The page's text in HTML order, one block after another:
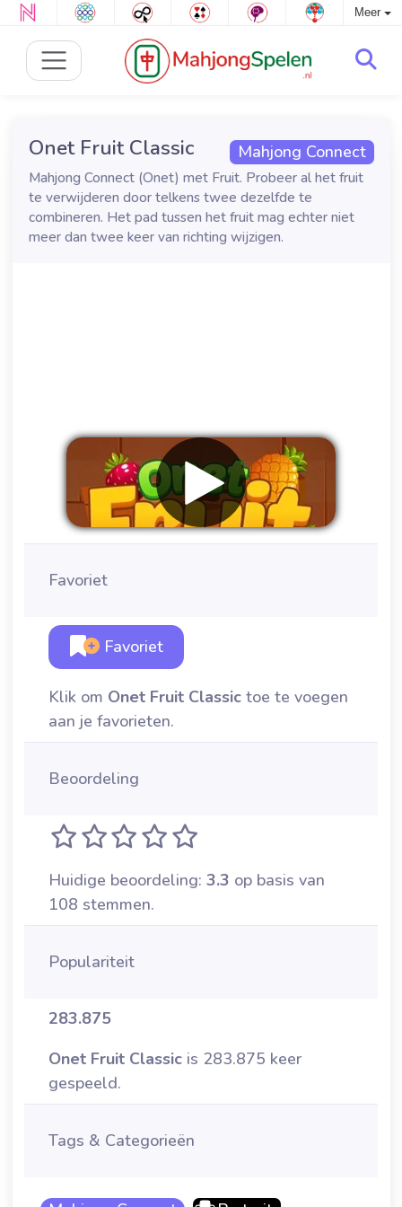
Meer
Mahjong Connect
Onet Fruit Classic
Mahjong Connect (Onet) met Fruit. Probeer al het fruit
te verwijderen door telkens twee dezelfde te
combineren. Het pad tussen het fruit mag echter niet
meer dan twee keer van richting wijzigen.
Favoriet
Favoriet
Klik om Onet Fruit Classic toe te voegen
aan je favorieten.
Beoordeling
Huidige beoordeling: 3.3 op basis van
108 stemmen.
Populariteit
283.875
Onet Fruit Classic is 283.875 keer
gespeeld.
Tags & Categorieën